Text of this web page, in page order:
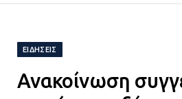
ΔΗΜΟΣ
ΕΙΔΉΣΕΙΣ
Ανακοίνωση